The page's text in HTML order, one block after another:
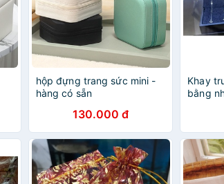
hộp đựng trang sức mini -
hàng có sẵn
130.000 đ
Khay
bằng